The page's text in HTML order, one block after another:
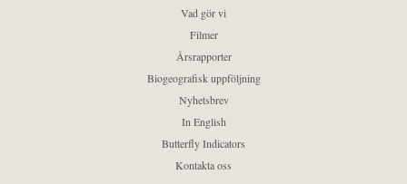
Vad gör vi
Filmer
Årsrapporter
Biogeografisk uppföljning
Nyhetsbrev
In English
Butterfly Indicators
Kontakta oss